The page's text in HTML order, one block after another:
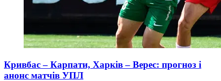
Кривбас – Карпати, Харків – Верес: прогноз і
анонс матчів УПЛ